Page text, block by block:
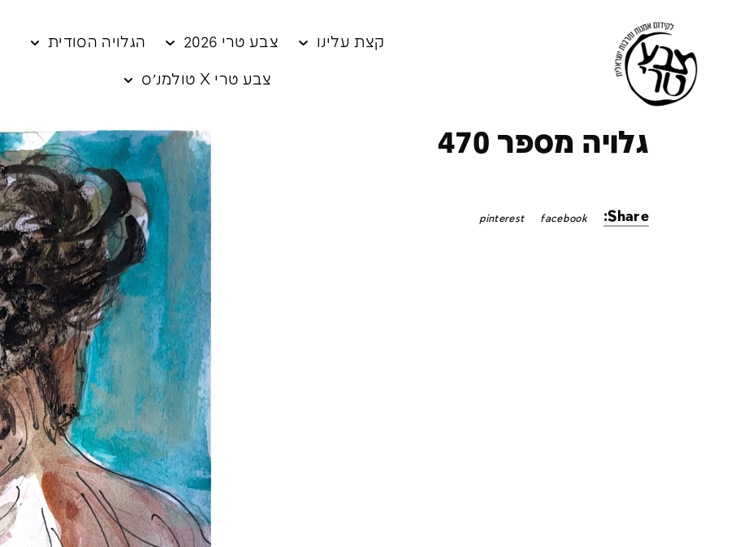
קצת עלינו צבע טרי 2026 הגלויה הסודית
צבע טרי X טולמנ׳ס
גלויה מספר 470
Share:
facebook
pinterest